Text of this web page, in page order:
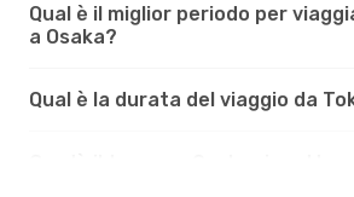
Qual è il miglior periodo per
a Osaka?
Qual è la durata del viaggio da